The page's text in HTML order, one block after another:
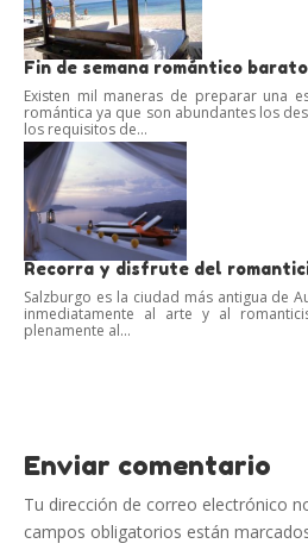
Fin de semana romántico
Existen mil maneras de preparar una
romántica ya que son abundantes los
los requisitos de...
Recorra y disfrute del
Salzburgo es la ciudad más antigua de
inmediatamente al arte y al
plenamente al...
Enviar comentario
Tu dirección de correo electrónico
campos obligatorios están